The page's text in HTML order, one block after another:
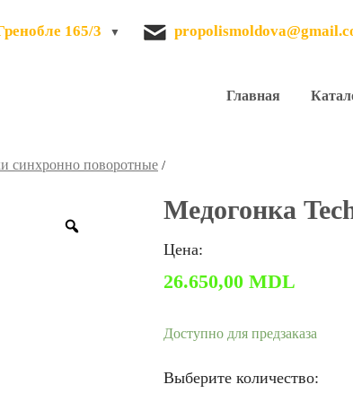
165/3
Главная
синхронно поворотные /
Медогонка
Цена:
26.650,00 MDL
Доступно для предзаказа
Выберите количество: